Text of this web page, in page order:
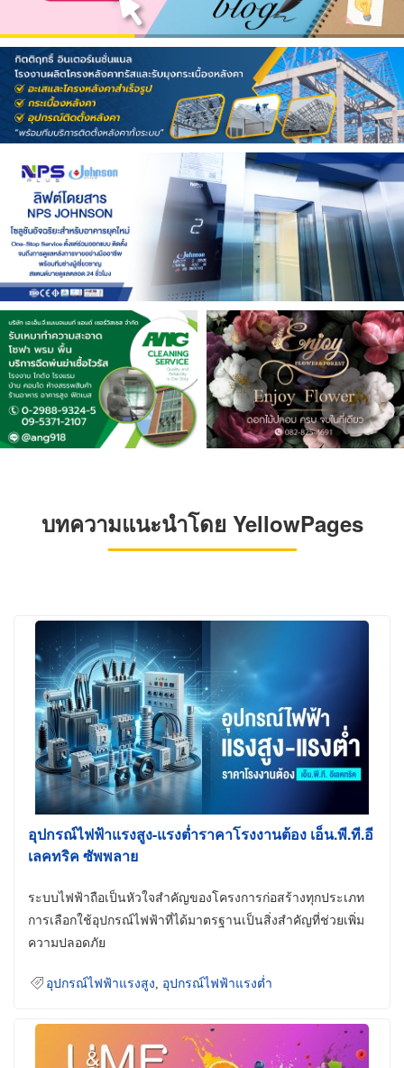
บทความแนะนำโดย YellowPages
อุปกรณ์ไฟฟ้าแรงสูง-แรงต่ำราคาโรงงานต้อง เอ็น.พี.ที.อี
เลคทริค ซัพพลาย
ระบบไฟฟ้าถือเป็นหัวใจสำคัญของโครงการก่อสร้างทุกประเภท
การเลือกใช้อุปกรณ์ไฟฟ้าที่ได้มาตรฐานเป็นสิ่งสำคัญที่ช่วยเพิ่ม
ความปลอดภัย
อุปกรณ์ไฟฟ้าแรงสูง อุปกรณ์ไฟฟ้าแรงต่ำ